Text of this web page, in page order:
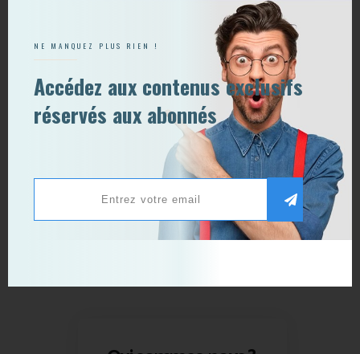
NE MANQUEZ PLUS RIEN !
Accédez aux contenus exclusifs
réservés aux abonnés